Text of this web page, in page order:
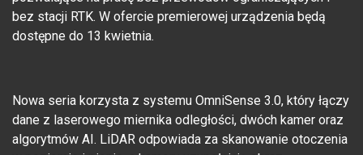
bez stacji RTK. W ofercie premierowej urządzenia będą
dostępne do 13 kwietnia.
Nowa seria korzysta z systemu OmniSense 3.0, który łączy
dane z laserowego miernika odległości, dwóch kamer oraz
algorytmów AI. LiDAR odpowiada za skanowanie otoczenia